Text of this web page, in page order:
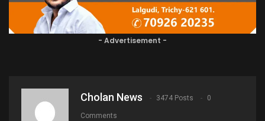
- Advertisement -
Cholan News 3474 Posts 0
Comments